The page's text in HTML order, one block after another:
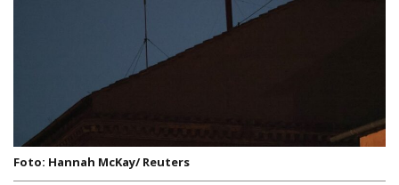
Foto: Hannah McKay/ Reuters